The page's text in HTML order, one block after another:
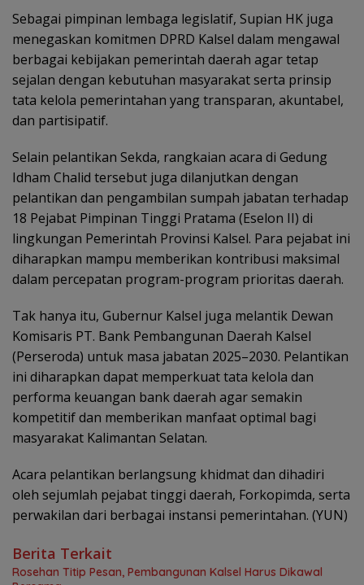
Sebagai pimpinan lembaga legislatif, Supian HK juga
menegaskan komitmen DPRD Kalsel dalam mengawal
berbagai kebijakan pemerintah daerah agar tetap
sejalan dengan kebutuhan masyarakat serta prinsip
tata kelola pemerintahan yang transparan, akuntabel,
dan partisipatif.
Selain pelantikan Sekda, rangkaian acara di Gedung
Idham Chalid tersebut juga dilanjutkan dengan
pelantikan dan pengambilan sumpah jabatan terhadap
18 Pejabat Pimpinan Tinggi Pratama (Eselon II) di
lingkungan Pemerintah Provinsi Kalsel. Para pejabat ini
diharapkan mampu memberikan kontribusi maksimal
dalam percepatan program-program prioritas daerah.
Tak hanya itu, Gubernur Kalsel juga melantik Dewan
Komisaris PT. Bank Pembangunan Daerah Kalsel
(Perseroda) untuk masa jabatan 2025–2030. Pelantikan
ini diharapkan dapat memperkuat tata kelola dan
performa keuangan bank daerah agar semakin
kompetitif dan memberikan manfaat optimal bagi
masyarakat Kalimantan Selatan.
Acara pelantikan berlangsung khidmat dan dihadiri
oleh sejumlah pejabat tinggi daerah, Forkopimda, serta
perwakilan dari berbagai instansi pemerintahan. (YUN)
Berita Terkait
Rosehan Titip Pesan, Pembangunan Kalsel Harus Dikawal